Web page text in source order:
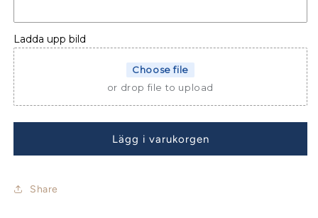
ANTARES
11
OB
ANTARES
OB
Ladda upp bild
Choose file
or drop file to upload
Lägg i varukorgen
Share